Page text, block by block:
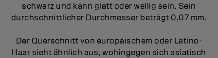
schwarz und kann glatt oder wellig sein. Sein
durchschnittlicher Durchmesser beträgt 0,07 mm.
Der Querschnitt von europäischem oder Latino-
Haar sieht ähnlich aus, wohingegen sich asiatisch